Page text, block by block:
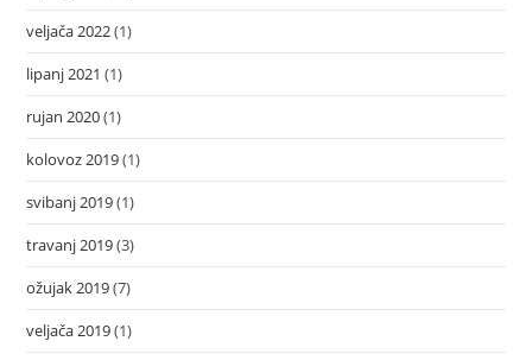
veljača 2022(1)
lipanj 2021 (1)
rujan 2020(1)
kolovoz 2019(1)
svibanj 2019(1)
travanj 2019(3)
ožujak 2019(7)
veljača 2019(1)